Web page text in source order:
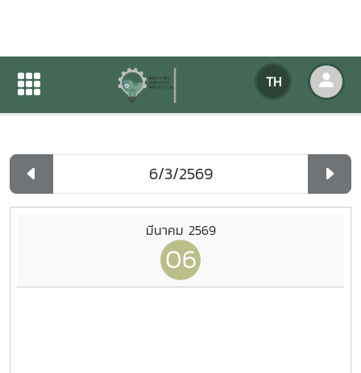
TH
ปฏิทินกิจกรรมของหน่วยงาน
ปฏิทินกิจกรรมของหน่วยงาน
มีนาคม 2569
06